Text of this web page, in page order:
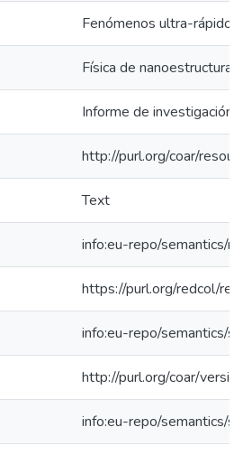
Fenómenos ultra-rápidos
Física de
Informe de investigación
http://purl.org/coar/
Text
info:eu-repo/semantics/
https://purl.org/redcol/
info:eu-repo/semantics/
http://purl.org/coar/
info:eu-repo/semantics/